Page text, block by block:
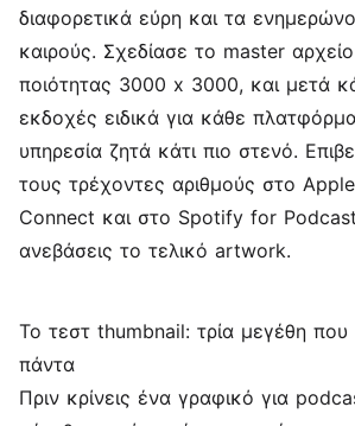
διαφορετικά εύρη και τα
καιρούς. Σχεδίασε το master
ποιότητας 3000 x 3000, και μετά
εκδοχές ειδικά για κάθε
υπηρεσία ζητά κάτι πιο στενό.
τους τρέχοντες αριθμούς στο
Connect και στο Spotify for
ανεβάσεις το τελικό artwork.
Το τεστ thumbnail: τρία μεγέθη που
πάντα
Πριν κρίνεις ένα γραφικό για